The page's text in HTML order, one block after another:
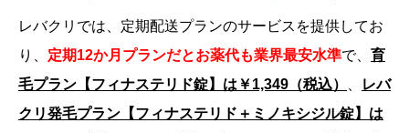
レバクリでは、定期配送プランのサービスを提供してお
り、 定期12か月プランだとお薬代も業界最安水準で、 育
毛プラン【フィナステリド錠】は￥1,349（税込）
レバ
クリ発毛プラン【フィナステリド＋ミノキシジル錠】は